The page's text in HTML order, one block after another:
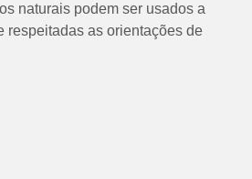
naturais podem ser usados a
respeitadas as orientações de